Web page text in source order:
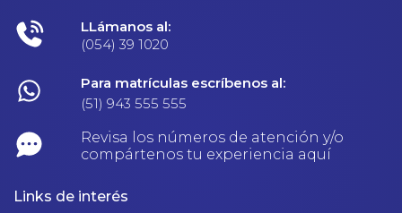
LLámanos al:
(054) 39 1020
Para matrículas escríbenos al:
(51) 943 555 555
Revisa los números de atención y/o
compártenos tu experiencia aquí
Links de interés